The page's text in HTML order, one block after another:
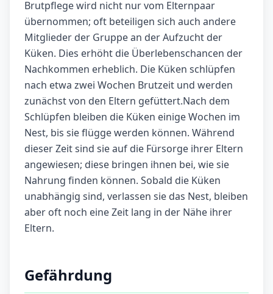
Brutpflege wird nicht nur vom Elternpaar
übernommen; oft beteiligen sich auch andere
Mitglieder der Gruppe an der Aufzucht der
Küken. Dies erhöht die Überlebenschancen der
Nachkommen erheblich. Die Küken schlüpfen
nach etwa zwei Wochen Brutzeit und werden
zunächst von den Eltern gefüttert.Nach dem
Schlüpfen bleiben die Küken einige Wochen im
Nest, bis sie flügge werden können. Während
dieser Zeit sind sie auf die Fürsorge ihrer Eltern
angewiesen; diese bringen ihnen bei, wie sie
Nahrung finden können. Sobald die Küken
unabhängig sind, verlassen sie das Nest, bleiben
aber oft noch eine Zeit lang in der Nähe ihrer
Eltern.
Gefährdung